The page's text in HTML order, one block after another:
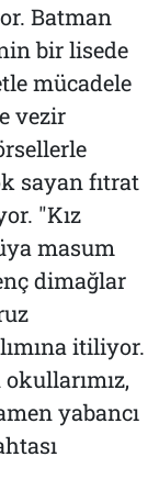
Batman
bir lisede
mücadele
vezir
sayan fıtrat
"Kız
masum
dimağlar
itiliyor.
yabancı